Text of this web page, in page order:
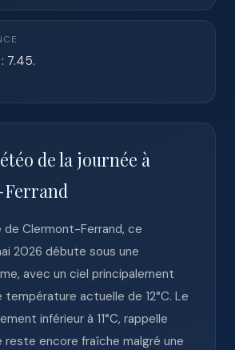
7.45.
de la journée à
de Clermont-Ferrand, ce
2026 débute sous une
avec un ciel principalement
actuelle de 12°C. Le
inférieur à 11°C, rappelle
reste encore fraîche malgré une